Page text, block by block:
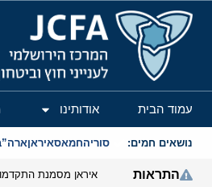
המרכז הירושלמי לענייני
עמוד הבית אודותינו
נושאים חמים: סוריהחמאסאיראן
התראות איראן מסמנת